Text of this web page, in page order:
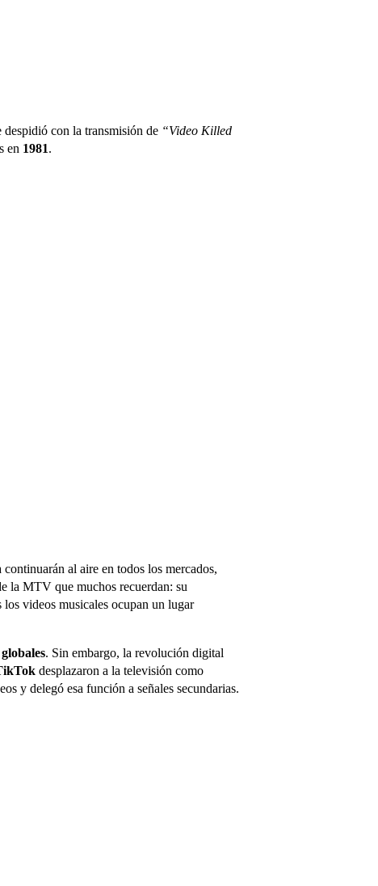
despidió con la transmisión de “Video Killed
en 1981.
al aire en todos los mercados,
la MTV que muchos recuerdan: su
los videos musicales ocupan un lugar
. Sin embargo, la revolución digital
desplazaron a la televisión como
y delegó esa función a señales secundarias.